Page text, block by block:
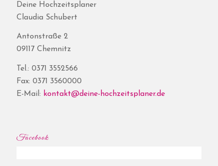
Deine Hochzeitsplaner
Claudia Schubert
Antonstraße 2
09117 Chemnitz
Tel.: 0371 3552566
Fax: 0371 3560000
E-Mail: kontakt@deine-hochzeitsplaner.de
Facebook